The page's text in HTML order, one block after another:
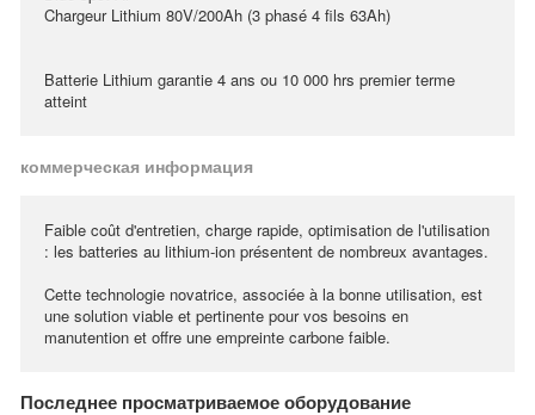
Chargeur Lithium 80V/200Ah (3 phasé 4 fils 63Ah)
Batterie Lithium garantie 4 ans ou 10 000 hrs premier terme
atteint
коммерческая информация
Faible coût d'entretien, charge rapide, optimisation de l'utilisation
: les batteries au lithium-ion présentent de nombreux avantages.
Cette technologie novatrice, associée à la bonne utilisation, est
une solution viable et pertinente pour vos besoins en
manutention et offre une empreinte carbone faible.
Последнее просматриваемое оборудование